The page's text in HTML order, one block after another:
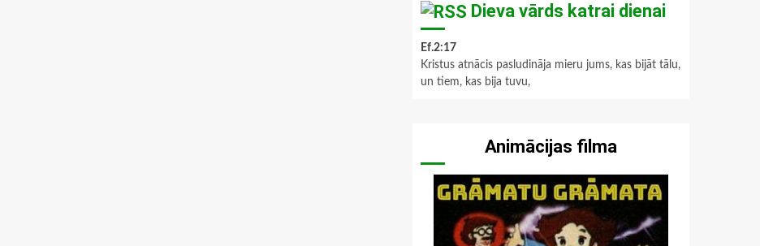
Dieva vārds katrai dienai
Ef.2:17
Kristus atnācis pasludināja mieru jums, kas bijāt tālu,
un tiem, kas bija tuvu,
Animācijas filma